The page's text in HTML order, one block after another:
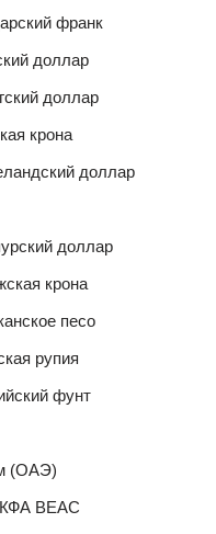
франк
доллар
доллар
крона
доллар
доллар
крона
песо
рупия
фунт
(ОАЭ)
BEAC